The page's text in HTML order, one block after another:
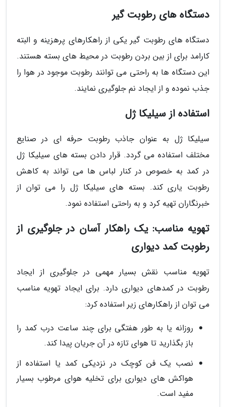
دستگاه های رطوبت گیر
دستگاه های رطوبت گیر یکی از راهکارهای پرهزینه و البته
کارامد برای از بین بردن رطوبت در محیط های بسته هستند.
این دستگاه ها به راحتی می توانند رطوبت موجود در هوا را
جذب نموده و از ایجاد نم جلوگیری نمایند.
استفاده از سیلیکا ژل
سیلیکا ژل به عنوان جاذب رطوبت حرفه ای در صنایع
مختلف استفاده می گردد. قرار دادن بسته های سیلیکا ژل
در کمد به خصوص در کنار لباس ها می تواند به کاهش
رطوبت یاری کند. بسته های سیلیکا ژل را می توان از
خبرنگاران تهیه کرد و به راحتی استفاده نمود.
تهویه مناسب: یک راهکار آسان در جلوگیری از
رطوبت کمد دیواری
تهویه مناسب نقش بسیار مهمی در جلوگیری از ایجاد
رطوبت در کمدهای دیواری دارد. برای ایجاد تهویه مناسب
می توان از راهکارهای زیر استفاده کرد:
روزانه یا به طور هفتگی برای چند ساعت درب کمد را
باز بگذارید تا هوای تازه در آن جریان پیدا کند.
نصب یک فن کوچک در نزدیکی کمد یا استفاده از
هواکش های دیواری برای تخلیه هوای مرطوب بسیار
مفید است.